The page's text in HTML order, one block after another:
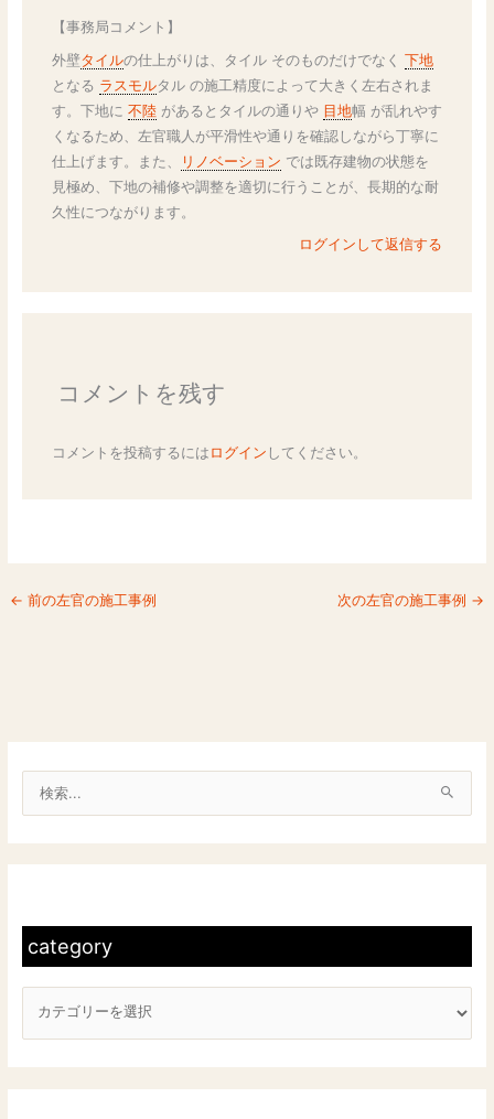
【事務局コメント】
外壁タイルの仕上がりは、タイル そのものだけでなく 下地
となる ラスモルタル の施工精度によって大きく左右されま
す。下地に 不陸があるとタイルの通りや 目地幅 が乱れやす
くなるため、左官職人が平滑性や通りを確認しながら丁寧に
仕上げます。また、
リノベーション では既存建物の状態を
見極め、下地の補修や調整を適切に行うことが、長期的な耐
久性につながります。
ログインして返信する
コメントを残す
コメントを投稿するには ログイン してください。
← 前の左官の施工事例 次の左官の施工事例 →
category
g
r